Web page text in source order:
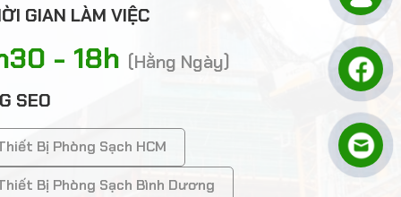
GIAN LÀM VIỆC
- 18h (Hằng Ngày)
SEO
Bị Phòng Sạch HCM
Bị Phòng Sạch Bình Dương